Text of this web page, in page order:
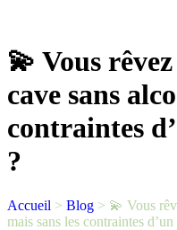
💫 Vous
cave sans
contraintes
?
Accueil > Blog > 💫 Vous
mais sans les contraintes